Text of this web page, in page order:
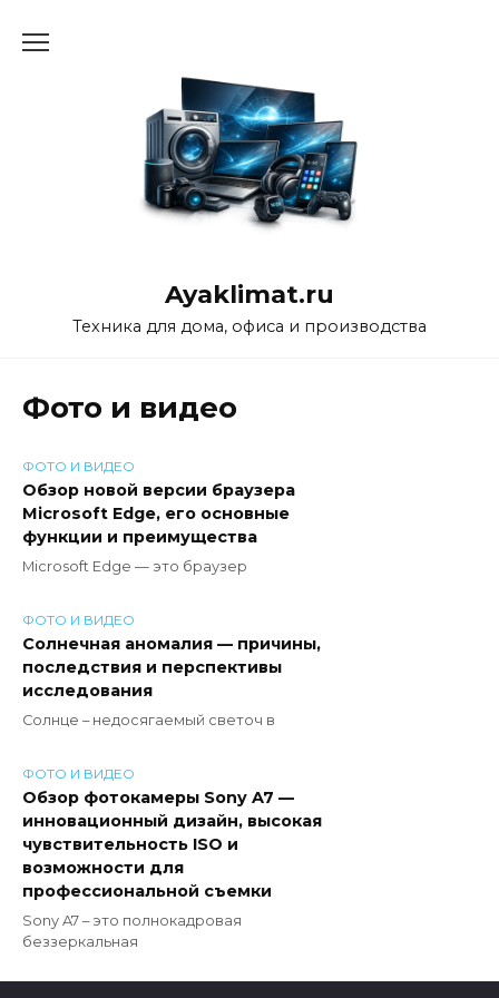
Ayaklimat.ru
Техника для дома, офиса и производства
Фото и видео
ФОТО И ВИДЕО
Обзор новой версии браузера
Microsoft Edge, его основные
функции и преимущества
Microsoft Edge — это браузер
ФОТО И ВИДЕО
Солнечная аномалия — причины,
последствия и перспективы
исследования
Солнце – недосягаемый светоч в
ФОТО И ВИДЕО
Обзор фотокамеры Sony A7 —
инновационный дизайн, высокая
чувствительность ISO и
возможности для
профессиональной съемки
Sony A7 – это полнокадровая
беззеркальная